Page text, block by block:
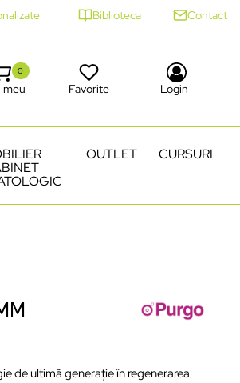
Biblioteca Contact
meu
0
Favorite Login
OUTLET CURSURI
de ultimă generație în regenerarea